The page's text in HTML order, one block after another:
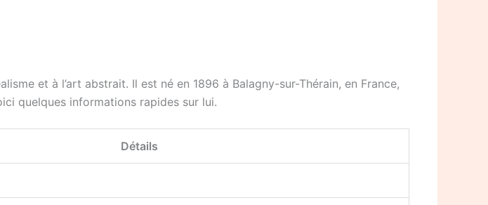
et à l’art abstrait. Il est né en 1896 à Balagny-sur-Thérain, en France,
quelques informations rapides sur lui.
Détails